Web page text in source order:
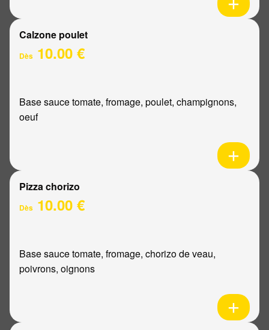
Calzone poulet
Dès 10.00 €
Base sauce tomate, fromage, poulet, champignons,
oeuf
Pizza chorizo
Dès 10.00 €
Base sauce tomate, fromage, chorizo de veau,
poivrons, oignons